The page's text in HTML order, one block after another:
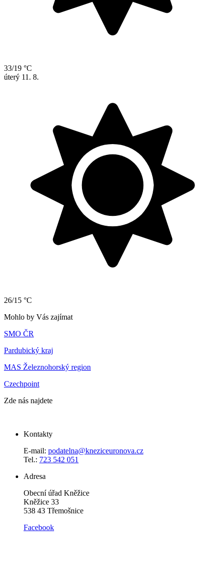
33/19 °C
úterý 11. 8.
26/15 °C
Mohlo by Vás zajímat
SMO ČR
Pardubický kraj
MAS Železnohorský region
Czechpoint
Zde nás najdete
Kontakty
E-mail: podatelna@kneziceuronova.cz
Tel.: 723 542 051
Adresa
Obecní úřad Kněžice
Kněžice 33
538 43 Třemošnice
Facebook